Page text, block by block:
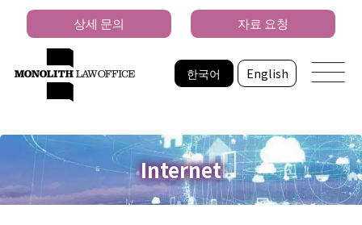
한국어 English
상세 문의 자료 요청
Internet